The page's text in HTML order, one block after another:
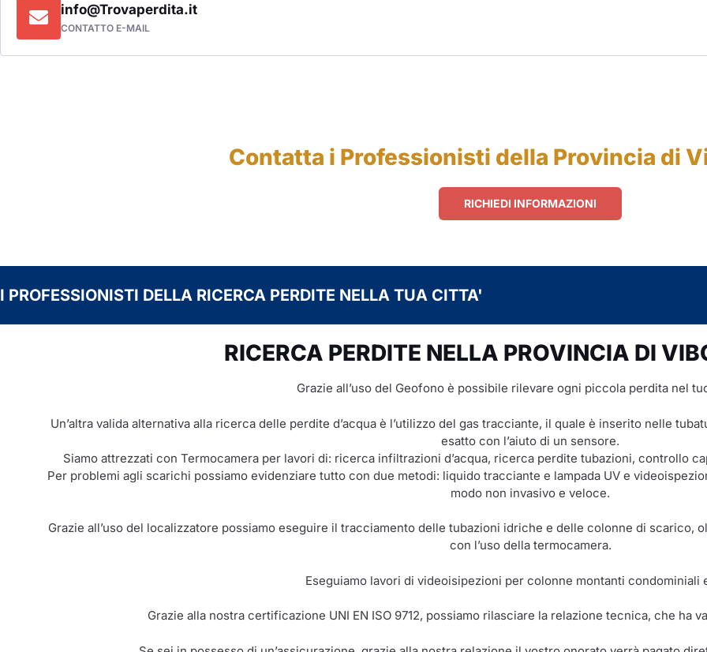
info@Trovaperdita.it
CONTATTO E-MAIL
Contatta i Professionisti della Provincia di
RICHIEDI INFORMAZIONI
I PROFESSIONISTI DELLA RICERCA PERDITE NELLA TUA CITTA'
RICERCA PERDITE NELLA PROVINCIA DI
Grazie all’uso del Geofono è possibile rilevare ogni piccola perdita nel
Un’altra valida alternativa alla ricerca delle perdite d’acqua è l’utilizzo del gas tracciante, il quale è inserito nelle
esatto con l’aiuto di un sensore.
Siamo attrezzati con Termocamera per lavori di: ricerca infiltrazioni d’acqua, ricerca perdite tubazioni, controllo
Per problemi agli scarichi possiamo evidenziare tutto con due metodi: liquido tracciante e lampada UV e
modo non invasivo e veloce.
Grazie all’uso del localizzatore possiamo eseguire il tracciamento delle tubazioni idriche e delle colonne di scarico,
con l’uso della termocamera.
Eseguiamo lavori di videoisipezioni per colonne montanti condominiali
Grazie alla nostra certificazione UNI EN ISO 9712, possiamo rilasciare la relazione tecnica, che ha